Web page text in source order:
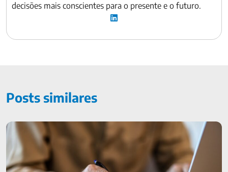
decisões mais conscientes para o presente e o futuro.
Posts similares
Como calcular a aposentadoria depois da reforma da
previdência?